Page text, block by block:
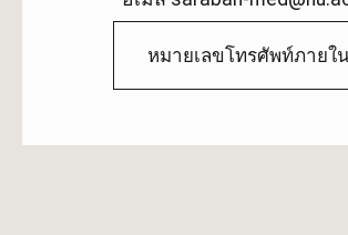
หมายเลขโทรศัพท์ภายใ